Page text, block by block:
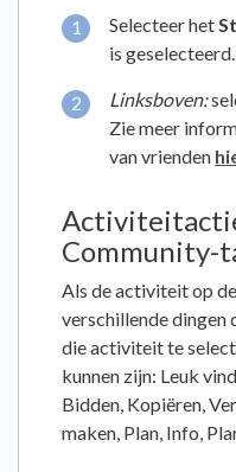
Selecteer het
is geselecteerd.
Linksboven:
Zie meer
van vrienden
Community-
Als de activiteit op
verschillende dingen
die activiteit te
kunnen zijn: Leuk
Bidden, Kopiëren,
maken, Plan, Info,